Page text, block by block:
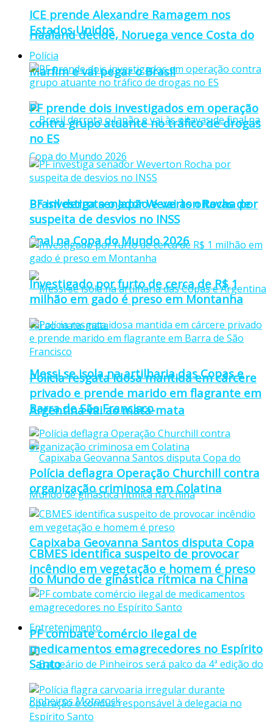
Haaland decide, Noruega vence Costa do
Marfim e vai pegar o Brasil
Brasil derrota o Japão e vai às oitavas de
final na Copa do Mundo 2026
Messi se isola na artilharia das Copas e
Argentina vai ao mata-mata
Capixaba Geovanna Santos disputa Copa
do Mundo de ginástica rítmica na China
Entretenimento
ICE prende Alexandre Ramagem nos
Estados Unidos
Polícia
PF prende dois investigados em operação
contra grupo atuante no tráfico de drogas
no ES
PF investiga senador Weverton Rocha por
suspeita de desvios no INSS
Investigado por furto de cerca de R$ 1
milhão em gado é preso em Montanha
Polícia resgata idosa mantida em cárcere
privado e prende marido em flagrante em
Barra de São Francisco
Polícia deflagra Operação Churchill contra
organização criminosa em Colatina
CBMES identifica suspeito de provocar
incêndio em vegetação e homem é preso
PF combate comércio ilegal de
medicamentos emagrecedores no Espírito
Santo